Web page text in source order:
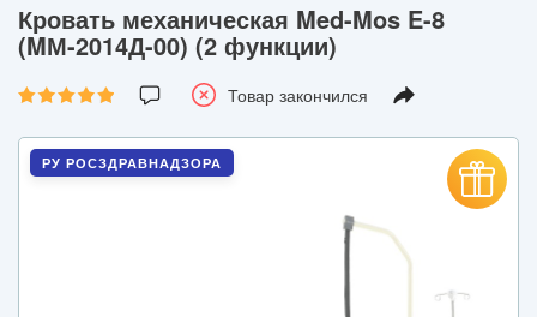
Покупателям
Контакты
Кровать механическая Med-Mos E-8
(MМ-2014Д-00) (2 функции)
Товар закончился
РУ РОСЗДРАВНАДЗОРА